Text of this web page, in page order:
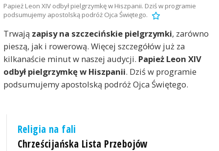
Papież Leon XIV odbył pielgrzymkę w Hiszpanii. Dziś w programie
podsumujemy apostolską podróż Ojca Świętego.
Trwają zapisy na szczecińskie pielgrzymki, zarówno
pieszą, jak i rowerową. Więcej szczegółów już za
kilkanaście minut w naszej audycji. Papież Leon XIV
odbył pielgrzymkę w Hiszpanii. Dziś w programie
podsumujemy apostolską podróż Ojca Świętego.
Religia na fali
Chrześcijańska Lista Przebojów